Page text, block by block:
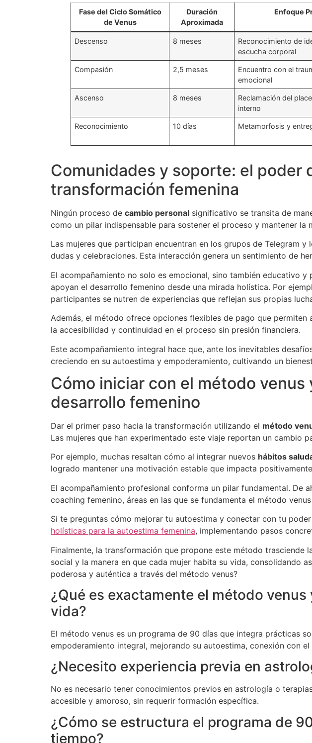
Fase del Ciclo Somático
de Venus
Duración
Aproximada
Enfoque
Descenso 8 meses
Reconocimiento de
escucha corporal
Compasión 2,5 meses
Encuentro con el
emocional
Ascenso 8 meses
Reclamación del
interno
Reconocimiento 10 días Metamorfosis y
Comunidades y soporte: el poder
transformación femenina
Ningún proceso de cambio personal significativo se transita de
como un pilar indispensable para sostener el proceso y mantener
Las mujeres que participan encuentran en los grupos de Telegram
dudas y celebraciones. Esta interacción genera un sentimiento de
El acompañamiento no solo es emocional, sino también educativo
apoyan el desarrollo femenino desde una mirada holística. Por
participantes se nutren de experiencias que reflejan sus propias
Además, el método ofrece opciones flexibles de pago que
la accesibilidad y continuidad en el proceso sin presión financiera.
Este acompañamiento integral hace que, ante los inevitables
creciendo en su autoestima y empoderamiento, cultivando un
Cómo iniciar con el método
desarrollo femenino
Dar el primer paso hacia la transformación utilizando el método
Las mujeres que han experimentado este viaje reportan un cambio
Por ejemplo, muchas resaltan cómo al integrar nuevos hábitos
logrado mantener una motivación estable que impacta
El acompañamiento profesional conforma un pilar fundamental. De
coaching femenino, áreas en las que se fundamenta el método
Si te preguntas cómo mejorar tu autoestima y conectar con tu
holísticas para la autoestima femenina, implementando pasos
Finalmente, la transformación que propone este método trasciende
social y la manera en que cada mujer habita su vida, consolidando
poderosa y auténtica a través del método venus?
¿Qué es exactamente el método
vida?
El método venus es un programa de 90 días que integra prácticas
empoderamiento integral, mejorando su autoestima, conexión con
¿Necesito experiencia previa en
No es necesario tener conocimientos previos en astrología o
accesible y amoroso, sin requerir formación específica.
¿Cómo se estructura el programa de
tiempo?